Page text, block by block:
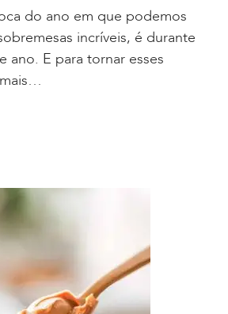
do ano em que podemos
incríveis, é durante
ano. E para tornar esses